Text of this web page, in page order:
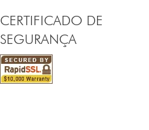
CERTIFICADO DE
SEGURANÇA